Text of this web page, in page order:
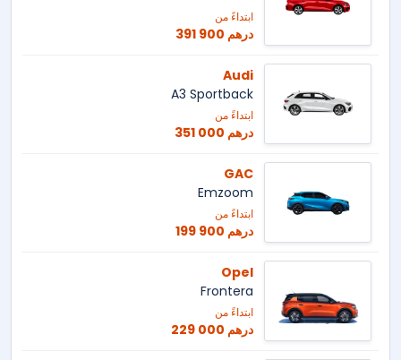
ابتداءً من
391 900 درهم
Audi
A3 Sportback
ابتداءً من
351 000 درهم
GAC
Emzoom
ابتداءً من
199 900 درهم
Opel
Frontera
ابتداءً من
229 000 درهم